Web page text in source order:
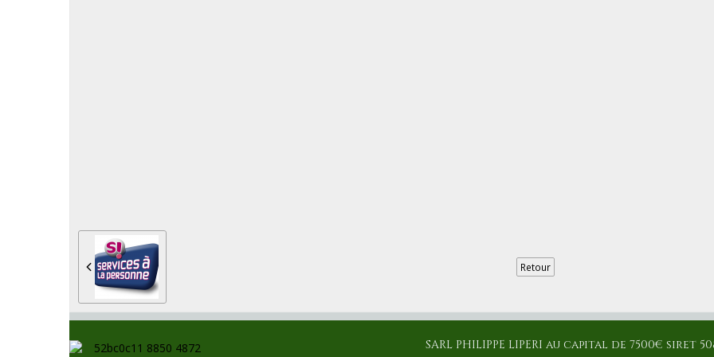
Retour
SARL PHILIPPE LIPERI au capital de 7500€ siret